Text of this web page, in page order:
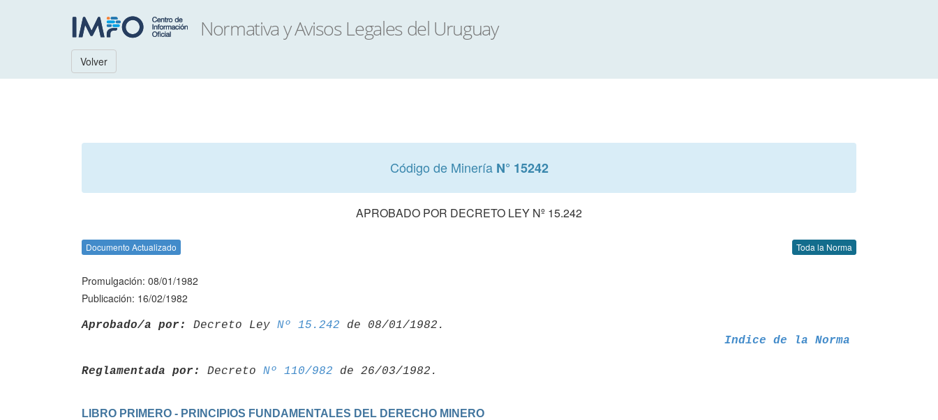
Volver
Código de Minería N° 15242
APROBADO POR DECRETO LEY Nº 15.242
Documento Actualizado Toda la Norma
Promulgación: 08/01/1982
Publicación: 16/02/1982
Aprobado/a por: Decreto Ley Nº 15.242
Indice de la Norma
Reglamentada por: Decreto Nº 110/982
LIBRO PRIMERO - PRINCIPIOS FUNDAMENTALES DEL DERECHO MINERO